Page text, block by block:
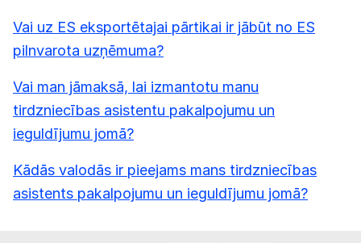
Vai uz ES eksportētajai pārtikai ir jābūt no ES
pilnvarota uzņēmuma?
Vai man jāmaksā, lai izmantotu manu
tirdzniecības asistentu pakalpojumu un
ieguldījumu jomā?
Kādās valodās ir pieejams mans tirdzniecības
asistents pakalpojumu un ieguldījumu jomā?